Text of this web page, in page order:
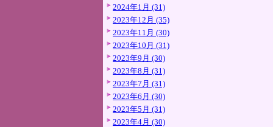
2024年1月 (31)
2023年12月 (35)
2023年11月 (30)
2023年10月 (31)
2023年9月 (30)
2023年8月 (31)
2023年7月 (31)
2023年6月 (30)
2023年5月 (31)
2023年4月 (30)